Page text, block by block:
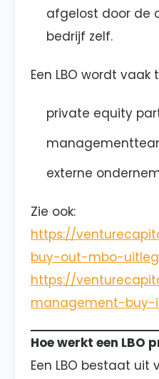
afgelost door de
bedrijf zelf.
Een LBO wordt
private equity
externe
Zie ook:
https://
buy-out-mbo-
https://
management-
Hoe werkt een LBO
Een LBO bestaat